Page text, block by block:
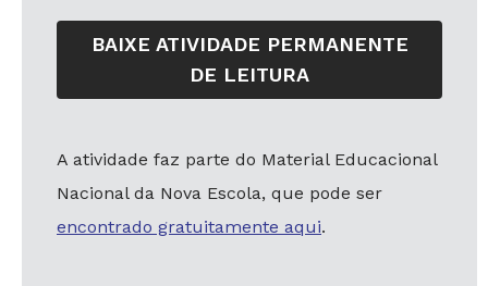
BAIXE ATIVIDADE PERMANENTE
DE LEITURA
A atividade faz parte do Material Educacional
Nacional da Nova Escola, que pode ser
encontrado gratuitamente aqui.